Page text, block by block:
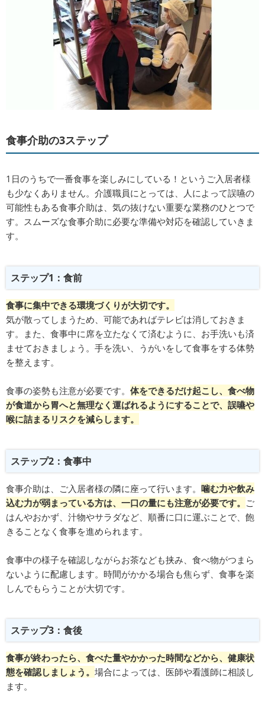
食事介助の3ステップ
1日のうちで一番食事を楽しみにしている！というご入居者様
も少なくありません。介護職員にとっては、人によって誤嚥の
可能性もある食事介助は、気の抜けない重要な業務のひとつで
す。スムーズな食事介助に必要な準備や対応を確認していきま
す。
ステップ1：食前
食事に集中できる環境づくりが大切です。
気が散ってしまうため、可能であればテレビは消しておきま
す。また、食事中に席を立たなくて済むように、お手洗いも済
ませておきましょう。手を洗い、うがいをして食事をする体勢
を整えます。
食事の姿勢も注意が必要です。 体をできるだけ起こし、食べ物
が食道から胃へと無理なく運ばれるようにすることで、誤嚥や
喉に詰まるリスクを減らします。
ステップ2：食事中
食事介助は、ご入居者様の隣に座って行います。 噛む力や飲み
込む力が弱まっている方は、一口の量にも注意が必要です。 ご
はんやおかず、汁物やサラダなど、順番に口に運ぶことで、飽
きることなく食事を進められます。
食事中の様子を確認しながらお茶なども挟み、食べ物がつまら
ないように配慮します。時間がかかる場合も焦らず、食事を楽
しんでもらうことが大切です。
ステップ3：食後
食事が終わったら、食べた量やかかった時間などから、健康状
態を確認しましょう。 場合によっては、医師や看護師に相談し
ます。